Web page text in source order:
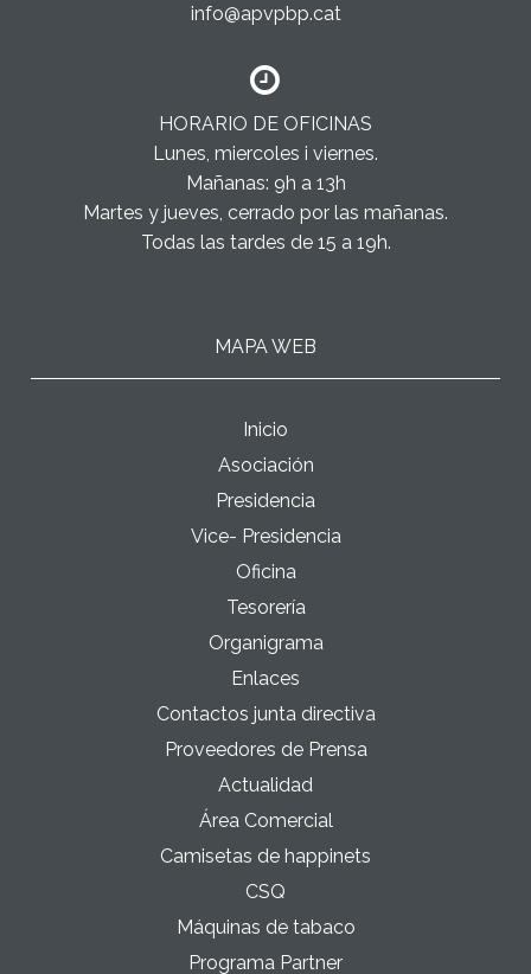
info@apvpbp.cat
HORARIO DE OFICINAS
Lunes, miercoles i viernes.
Mañanas: 9h a 13h
Martes y jueves, cerrado por las mañanas.
Todas las tardes de 15 a 19h.
MAPA WEB
Inicio
Asociación
Presidencia
Vice- Presidencia
Oficina
Tesorería
Organigrama
Enlaces
Contactos junta directiva
Proveedores de Prensa
Actualidad
Área Comercial
Camisetas de happinets
CSQ
Máquinas de tabaco
Programa Partner